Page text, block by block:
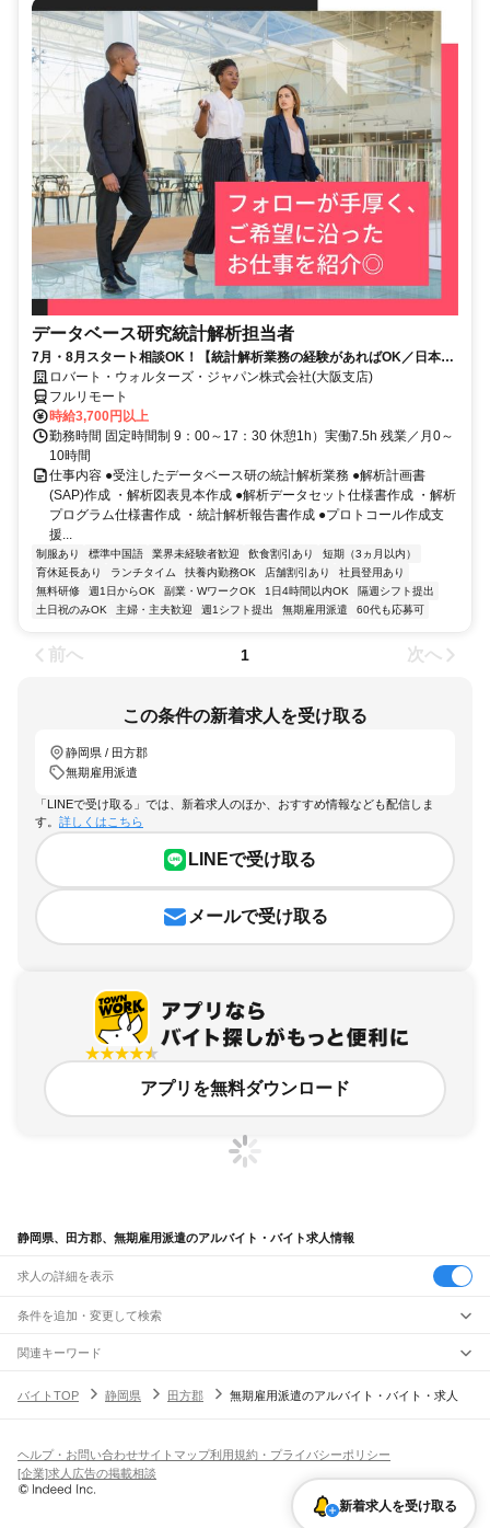
データベース研究統計解析担当者
7月・8月スタート相談OK！【統計解析業務の経験があればOK／日本全
国どこでもOK／完全在宅／時給３７００円／正社員登用可能性あり】統
計解析
ロバート・ウォルターズ・ジャパン株式会社(大阪支店)
フルリモート
時給3,700円以上
勤務時間 固定時間制 9：00～17：30 休憩1h）実働7.5h 残業／月0～
10時間
仕事内容 ●受注したデータベース研の統計解析業務 ●解析計画書
(SAP)作成 ・解析図表見本作成 ●解析データセット仕様書作成 ・解析
プログラム仕様書作成 ・統計解析報告書作成 ●プロトコール作成支
援...
制服あり 標準中国語 業界未経験者歓迎 飲食割引あり
短期（3ヵ月以内）
育休延長あり
ランチタイム 扶養内勤務OK 店舗割引あり
社員登用あり
無料研修
週1日からOK 副業・WワークOK 1日4時間以内OK
隔週シフト提出
土日祝のみOK
主婦・主夫歓迎 週1シフト提出 無期雇用派遣 60代も応募可
前へ 1 次へ
この条件の新着求人を受け取る
静岡県 / 田方郡
無期雇用派遣
「LINEで受け取る」では、新着求人のほか、おすすめ情報なども配信しま
す。 詳しくはこちら
LINEで受け取る
メールで受け取る
アプリを無料ダウンロード
静岡県、田方郡、無期雇用派遣のアルバイト・バイト求人情報
求人の詳細を表示
条件を追加・変更して検索
市区町村を追加・変更
静岡県すべて
浜松市すべて
中央区浜名区天竜区
富士市磐田市焼津市掛川市藤枝市
駅を追加・変更
熱海駅
JR身延線
富士駅 柚木駅 富士宮駅 西富士宮駅
沼久保駅
飲食・フードサービス
飲食・フードサービス
ホールスタッフ
皿洗い・洗い場精肉・鮮魚加工
バー（BAR）・バーテンダー
特徴を追加・変更
人気
髪型・髪色自由ひげOKネイルOK
関連キーワード
静岡県 田方郡 夜勤静岡県 田方郡 デイサービス介護職員
バイトTOP 静岡県 田方郡 無期雇用派遣のアルバイト・バイト・求人
新着求人を受け取る
ヘルプ・お問い合わせサイトマップ利用規約・プライバシーポリシー
[企業]求人広告の掲載相談